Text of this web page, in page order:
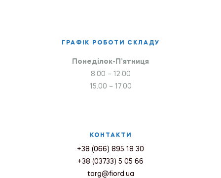
ГРАФІК РОБОТИ СКЛАДУ
Понеділок-П’ятниця
8.00 – 12.00
15.00 – 17.00
КОНТАКТИ
+38 (066) 895 18 30
+38 (03733) 5 05 66
torg@fiord.ua